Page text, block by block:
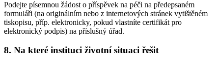
Podejte písemnou žádost o příspěvek na péči na předepsaném
formuláři (na originálním nebo z internetových stránek vytištěném
tiskopisu, příp. elektronicky, pokud vlastníte certifikát pro
elektronický podpis) na příslušný úřad.
8. Na které instituci životní situaci řešit